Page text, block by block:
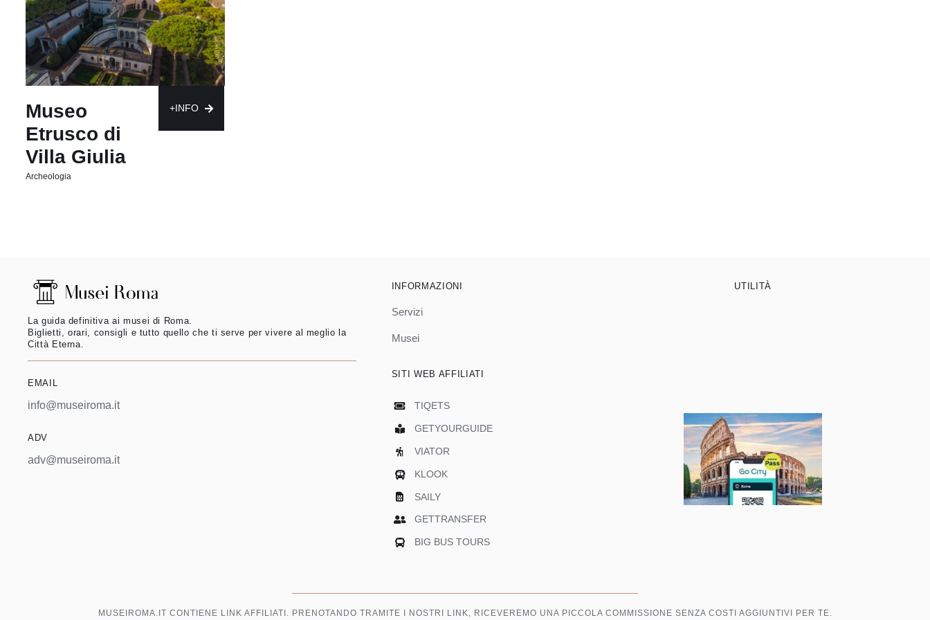
Museo
Etrusco di
Villa Giulia
Archeologia
+INFO
La guida definitiva ai musei di Roma.
Biglietti, orari, consigli e tutto quello che ti serve per vivere al meglio la
Città Eterna.
EMAIL
info@museiroma.it
ADV
adv@museiroma.it
INFORMAZIONI
Servizi
Musei
SITI WEB AFFILIATI
TIQETS
GETYOURGUIDE
VIATOR
KLOOK
SAILY
GETTRANSFER
BIG BUS TOURS
UTILITÀ
MUSEIROMA.IT CONTIENE LINK AFFILIATI. PRENOTANDO TRAMITE I NOSTRI LINK, RICEVEREMO UNA PICCOLA COMMISSIONE SENZA COSTI AGGIUNTIVI PER TE.